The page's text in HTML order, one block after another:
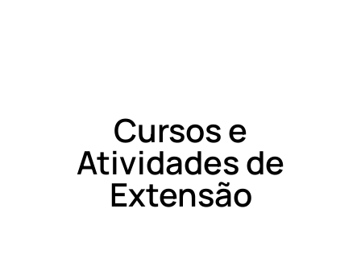
Cursos e
Atividades de
Extensão